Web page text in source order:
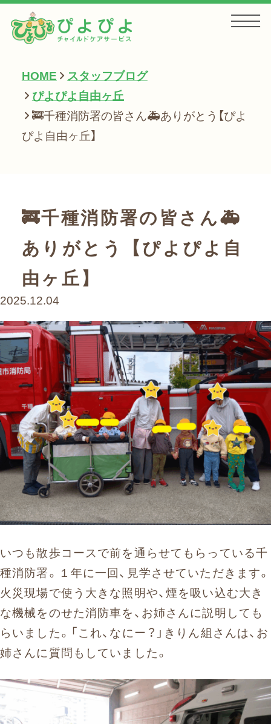
HOME
お知らせ
会社案内
お問い合わせ
まずはお気軽にお電話ください
0120-930-312
受付時間 9:30〜17:30（土日祝除く）
愛知県外の方はこちら052-262-9671
HOME
スタッフブログ
ぴよぴよ自由ヶ丘
🚒千種消防署の皆さん🚑ありがとう【ぴよ
ぴよ自由ヶ丘】
🚒千種消防署の皆さん🚑
ありがとう【ぴよぴよ自
由ヶ丘】
2025.12.04
いつも散歩コースで前を通らせてもらっている千
種消防署。１年に一回、見学させていただきます。
火災現場で使う大きな照明や、煙を吸い込む大き
な機械をのせた消防車を、お姉さんに説明しても
らいました。「これ、なにー？」きりん組さんは、お
姉さんに質問もしていました。